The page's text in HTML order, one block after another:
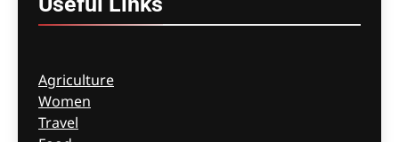
Agriculture
Women
Travel